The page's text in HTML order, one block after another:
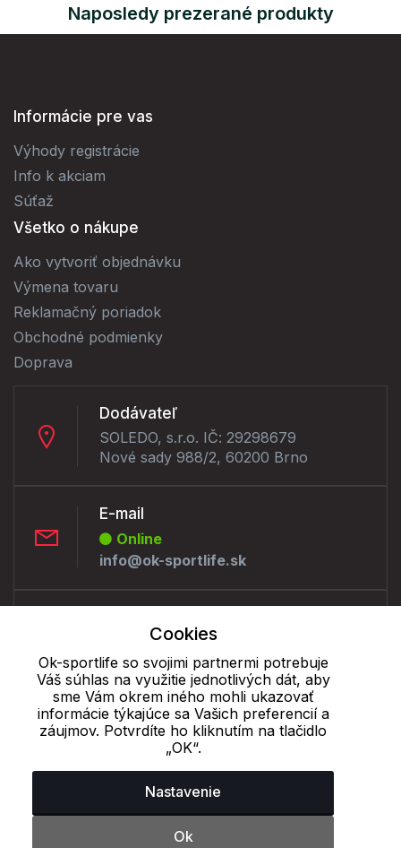
Naposledy prezerané produkty
Informácie pre vas
Výhody registrácie
Info k akciam
Súťaž
Všetko o nákupe
Ako vytvoriť objednávku
Výmena tovaru
Reklamačný poriadok
Obchodné podmienky
Doprava
Dodávateľ
SOLEDO, s.r.o. IČ: 29298679
Nové sady 988/2, 60200 Brno
E-mail
Online
info@ok-sportlife.sk
Offline
+421 277 270 090
Cookie - podrobné nastavenie| Ďalšie informácie|Spracovanie
osobných údajov
Cookies
Ok-sportlife so svojimi partnermi potrebuje
Váš súhlas na využitie jednotlivých dát, aby
sme Vám okrem iného mohli ukazovať
informácie týkajúce sa Vašich preferencií a
záujmov. Potvrdíte ho kliknutím na tlačidlo
„OK“.
Nastavenie
Ok